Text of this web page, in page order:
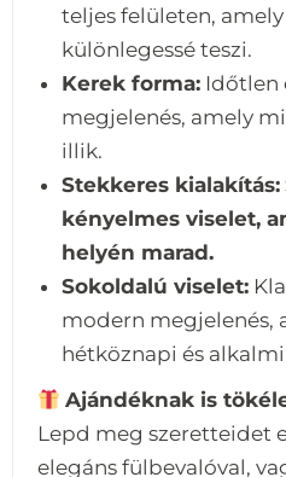
teljes felületen,
különlegessé teszi.
Kerek forma: Időtlen
megjelenés, amely
illik.
Stekkeres kialakítás:
kényelmes viselet,
helyén marad.
Sokoldalú viselet:
modern megjelenés,
hétköznapi és
Ajándéknak is
Lepd meg szeretteidet
elegáns fülbevalóval,